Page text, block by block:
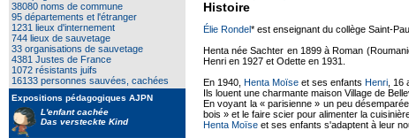
38080 noms de commune
95 départements et l'étranger
1231 lieux d'internement
744 lieux de sauvetage
33 organisations de sauvetage
4381 Justes de France
1072 résistants juifs
16133 personnes sauvées, cachées
Expositions pédagogiques AJPN
L'enfant cachée
Das versteckte Kind
Histoire
Élie Rondel* est enseignant du collège Saint-
Henta née Sachter en 1899 à Roman
Henri en 1927 et Odette en 1931.
En 1940, Henta Moïse et ses enfants Henri , 16
Ils louent une charmante maison Village de
En voyant la « parisienne » un peu
bois » et le faire scier pour alimenter la
Henta Moïse et ses enfants s'adaptent à leur